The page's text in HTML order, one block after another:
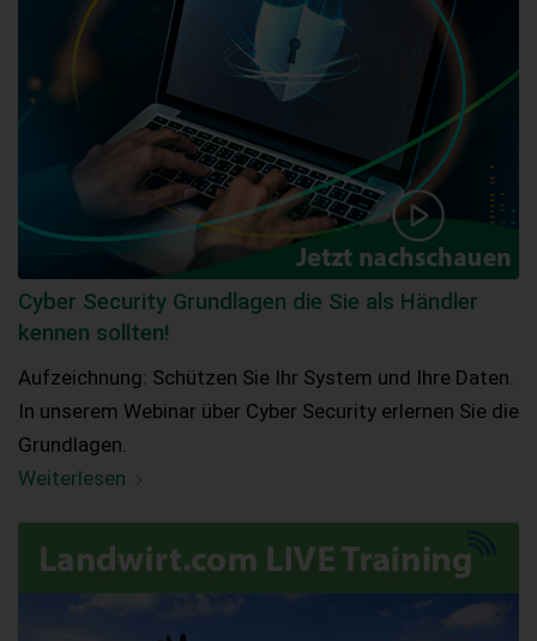
Cyber Security Grundlagen die Sie als Händler
kennen sollten!
Aufzeichnung: Schützen Sie Ihr System und Ihre Daten.
In unserem Webinar über Cyber Security erlernen Sie die
Grundlagen.
Weiterlesen